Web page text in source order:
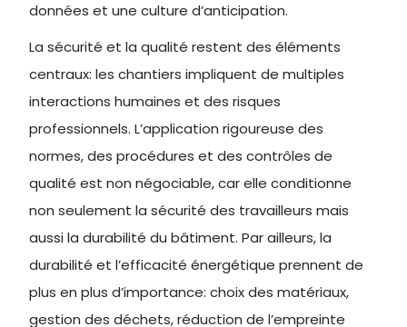
données et une culture d’anticipation.
La sécurité et la qualité restent des éléments
centraux: les chantiers impliquent de multiples
interactions humaines et des risques
professionnels. L’application rigoureuse des
normes, des procédures et des contrôles de
qualité est non négociable, car elle conditionne
non seulement la sécurité des travailleurs mais
aussi la durabilité du bâtiment. Par ailleurs, la
durabilité et l’efficacité énergétique prennent de
plus en plus d’importance: choix des matériaux,
gestion des déchets, réduction de l’empreinte